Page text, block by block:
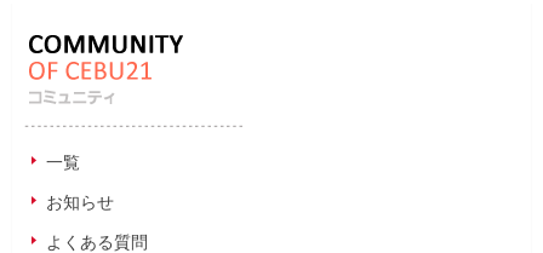
一覧
お知らせ
よくある質問